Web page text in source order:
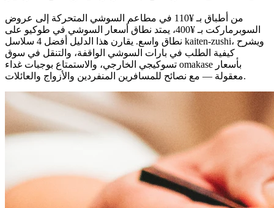
من أطباق بـ ¥110 في مطاعم السوشي المتحركة إلى عروض
السوبرماركت بـ ¥400، يمتد نطاق أسعار السوشي في طوكيو على
نطاق واسع. يقارن هذا الدليل أفضل 4 سلاسل kaiten-zushi، ويشرح
كيفية الطلب في بارات السوشي الواقفة، والتنقل في سوق
تسوكيجي الخارجي، والاستمتاع بوجبات غداء omakase بأسعار
معقولة — مع نصائح للمسافرين المنفردين والأزواج والعائلات.